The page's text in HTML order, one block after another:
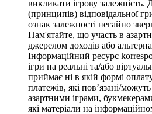
викликати ігрову
(принципів) відповідальної
ознак залежності негайно
Пам'ятайте, що участь в
джерелом доходів або
Інформаційний ресурс
ігри на реальні та/або
приймає ні в якій формі
платежів, які пов’язані/
азартними іграми,
які матеріали на